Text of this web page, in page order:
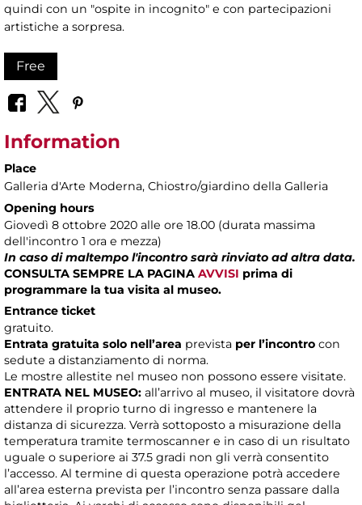
quindi con un "ospite in incognito" e con partecipazioni
artistiche a sorpresa.
Free
Information
Place
Galleria d'Arte Moderna, Chiostro/giardino della Galleria
Opening hours
Giovedì 8 ottobre 2020 alle ore 18.00 (durata massima
dell'incontro 1 ora e mezza)
In caso di maltempo l'incontro sarà rinviato ad altra data.
CONSULTA SEMPRE LA PAGINA AVVISI prima di
programmare la tua visita al museo.
Entrance ticket
gratuito.
Entrata gratuita solo nell’area prevista per l’incontro con
sedute a distanziamento di norma.
Le mostre allestite nel museo non possono essere visitate.
ENTRATA NEL MUSEO: all’arrivo al museo, il visitatore dovrà
attendere il proprio turno di ingresso e mantenere la
distanza di sicurezza. Verrà sottoposto a misurazione della
temperatura tramite termoscanner e in caso di un risultato
uguale o superiore ai 37.5 gradi non gli verrà consentito
l’accesso. Al termine di questa operazione potrà accedere
all’area esterna prevista per l’incontro senza passare dalla